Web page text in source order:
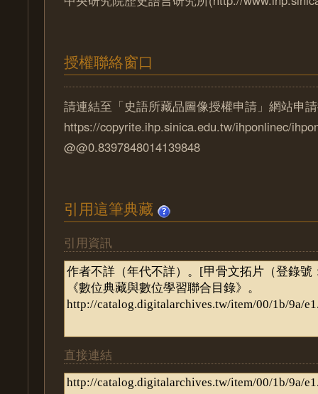
授權聯絡窗口
請連結至「史語所藏品圖像授權申請」網站申
https://copyrite.ihp.sinica.edu.tw/ihponlinec/
@@0.8397848014139848
引用這筆典藏
引用資訊
直接連結